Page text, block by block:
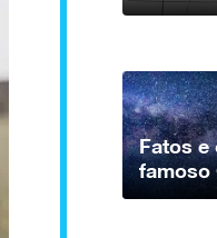
Fatos e
famoso